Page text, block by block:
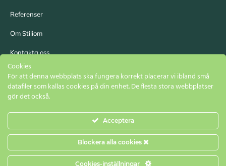
Referenser
Om Stiliom
Kontakta oss
Cookies
För att denna webbplats ska fungera korrekt placerar vi ibland små
datafiler som kallas cookies på din enhet. De flesta stora webbplatser
gör det också.
Acceptera
Blockera alla cookies
Cookies-inställningar